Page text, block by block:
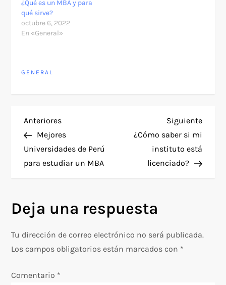
¿Qué es un MBA y para
qué sirve?
octubre 6, 2022
En «General»
GENERAL
N
a
v
g
a
Entrada
anterior
Anteriores
Mejores
Universidades de Perú
para estudiar un MBA
Siguiente
¿Cómo saber si mi
instituto está
licenciado?
Deja una respuesta
Tu dirección de correo electrónico no será publicada.
Los campos obligatorios están marcados con *
Comentario *